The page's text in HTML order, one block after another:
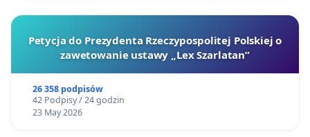
Petycja do Prezydenta Rzeczypospolitej Polskiej o
zawetowanie ustawy „Lex Szarlatan”
26 358 podpisów
42 Podpisy / 24 godzin
23 May 2026